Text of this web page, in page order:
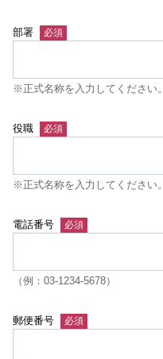
部署
※正式名称を入力してください。
役職
※正式名称を入力してください。
電話番号
（例：03-1234-5678）
郵便番号